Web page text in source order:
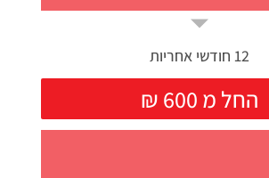
12 חודשי אחריות
₪ החל מ 600